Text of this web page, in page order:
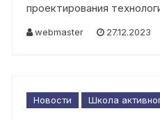
проектирования
webmaster 27.12.2023
Новости Школа